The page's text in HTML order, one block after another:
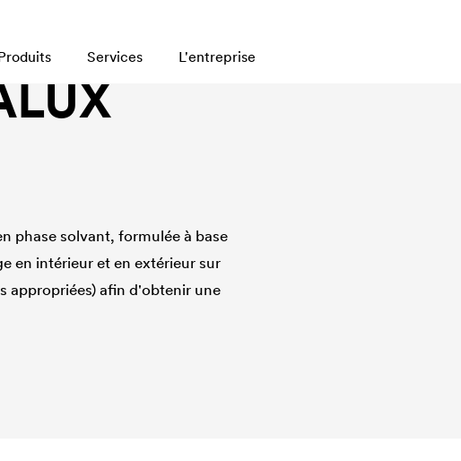
Services L'entreprise
phase solvant, formulée à base
en intérieur et en extérieur sur
appropriées) afin d'obtenir une